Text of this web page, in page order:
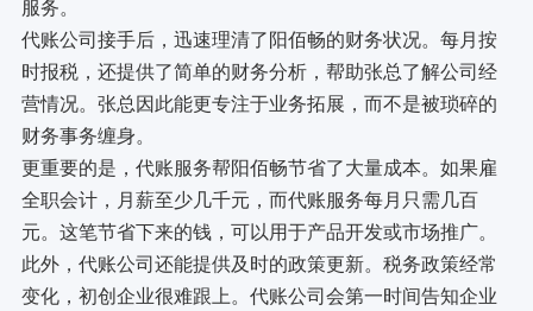
服务。
代账公司接手后，迅速理清了阳佰畅的财务状况。每月按
时报税，还提供了简单的财务分析，帮助张总了解公司经
营情况。张总因此能更专注于业务拓展，而不是被琐碎的
财务事务缠身。
更重要的是，代账服务帮阳佰畅节省了大量成本。如果雇
全职会计，月薪至少几千元，而代账服务每月只需几百
元。这笔节省下来的钱，可以用于产品开发或市场推广。
此外，代账公司还能提供及时的政策更新。税务政策经常
变化，初创企业很难跟上。代账公司会第一时间告知企业